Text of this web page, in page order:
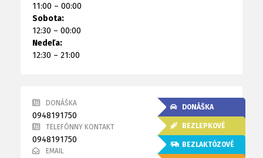
11:00 – 00:00
Sobota:
12:30 – 00:00
Nedeľa:
12:30 – 21:00
DONÁŠKA
BEZLEPKOVÉ
BEZLAKTÓZOVÉ
DONÁŠKA
0948191750
TELEFÓNNY KONTAKT
0948191750
EMAIL